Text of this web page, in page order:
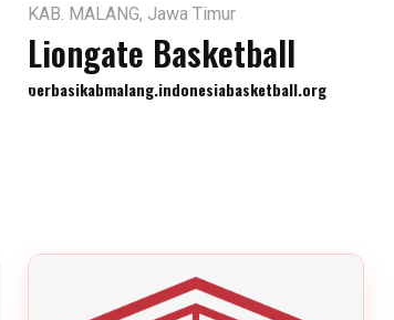
KAB. MALANG, Jawa Timur
Liongate Basketball
perbasikabmalang.indonesiabasketball.org